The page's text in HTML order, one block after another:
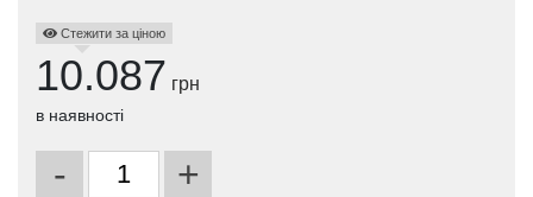
Стежити за ціною
10.087 грн
в наявності
- +